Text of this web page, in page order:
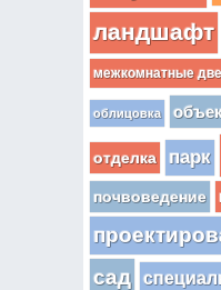
ландшафт
межкомнатные
облицовка
отделка парк
почвоведение
сад